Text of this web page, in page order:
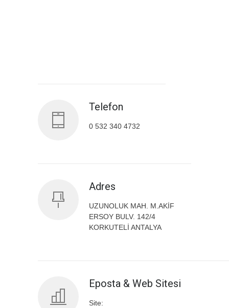
Telefon
0 532 340 4732
Adres
UZUNOLUK MAH. M.AKİF
ERSOY BULV. 142/4
KORKUTELİ ANTALYA
Eposta & Web Sitesi
Site: